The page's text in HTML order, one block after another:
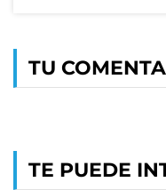
TU
TE PUEDE